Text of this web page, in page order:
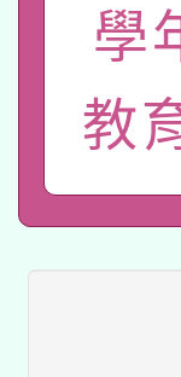
薪
轉
業
用
115
本
招
適
本
學
教